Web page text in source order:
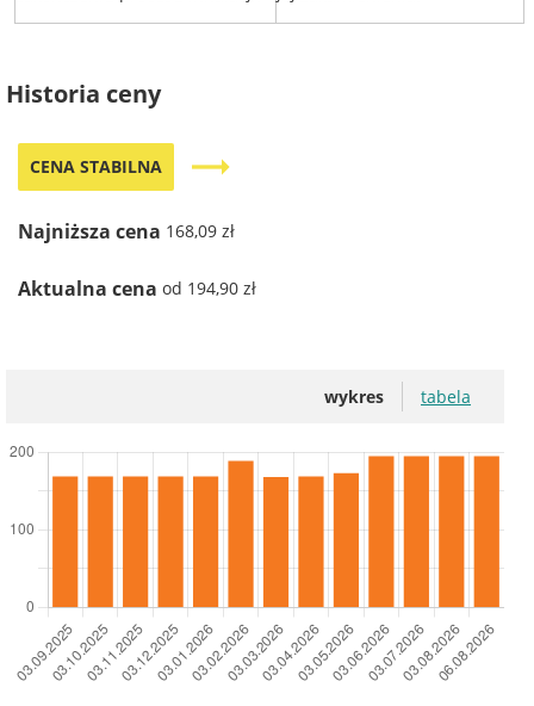
Historia ceny
CENA STABILNA trending_flat
Najniższa cena 168,09 zł
Aktualna cena od 194,90 zł
wykres tabela